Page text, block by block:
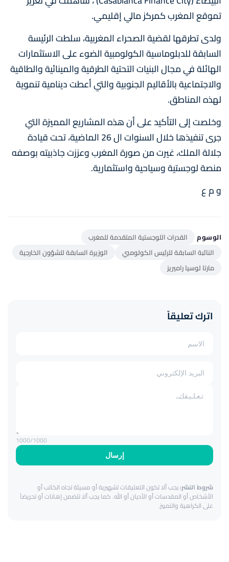
تموقع المغرب كمركز مالي إقليمي.
ولدى تطرقها لقضية الصحراء المغربية، سلطت الرئيسة
السابقة للدبلوماسية الكولومبية الضوء على الاستثمارات
الهائلة في مجال البنيات التحتية الطرقية والمينائية والطاقية
والاجتماعية بالأقاليم الجنوبية والتي أعطت دينامية تنموية
لهذه المناطق.
وخلصت إلى التأكيد على أن هذه المشاريع المميزة التي
جرى تنفيذها خلال السنوات ال 26 الماضية، تحت قيادة
جلالة الملك، غيرت من صورة المغرب وعززت جاذبيته بوصفه
منصة لوجستية وسياحية واستثمارية.
و م ع
الوسوم
القدرات اللوجستية المتقدمة للمغرب
النائبة السابقة للرئيس الكولومبي
الوزيرة السابقة للشؤون الخارجية
مارتا لوسيا راميريز
اترك تعليقاً
إرسال
1000/1000
شروط النشر:يجب ألا تكون التعليقات تشهيرية أو مسيئة تجاه الكاتب أو
الأشخاص أو المقدسات أو الأديان أو الله. كما يجب ألا تتضمن إهانات أو تحريضاً
على الكراهية والتمييز.